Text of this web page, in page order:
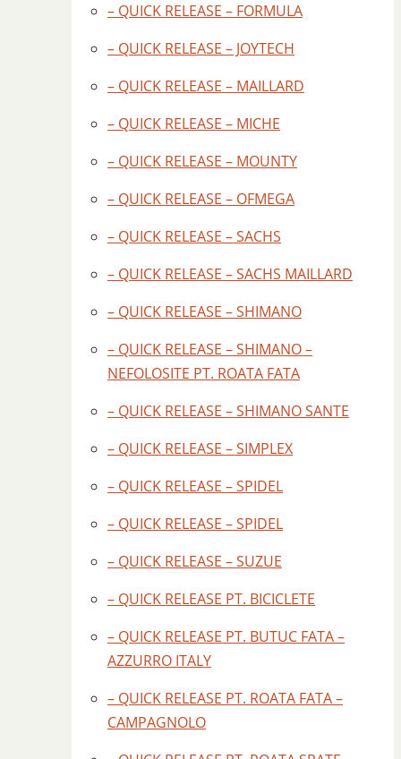
– QUICK RELEASE – FORMULA
– QUICK RELEASE – JOYTECH
– QUICK RELEASE – MAILLARD
– QUICK RELEASE – MICHE
– QUICK RELEASE – MOUNTY
– QUICK RELEASE – OFMEGA
– QUICK RELEASE – SACHS
– QUICK RELEASE – SACHS MAILLARD
– QUICK RELEASE – SHIMANO
– QUICK RELEASE – SHIMANO –
NEFOLOSITE PT. ROATA FATA
– QUICK RELEASE – SHIMANO SANTE
– QUICK RELEASE – SIMPLEX
– QUICK RELEASE – SPIDEL
– QUICK RELEASE – SPIDEL
– QUICK RELEASE – SUZUE
– QUICK RELEASE PT. BICICLETE
– QUICK RELEASE PT. BUTUC FATA –
AZZURRO ITALY
– QUICK RELEASE PT. ROATA FATA –
CAMPAGNOLO